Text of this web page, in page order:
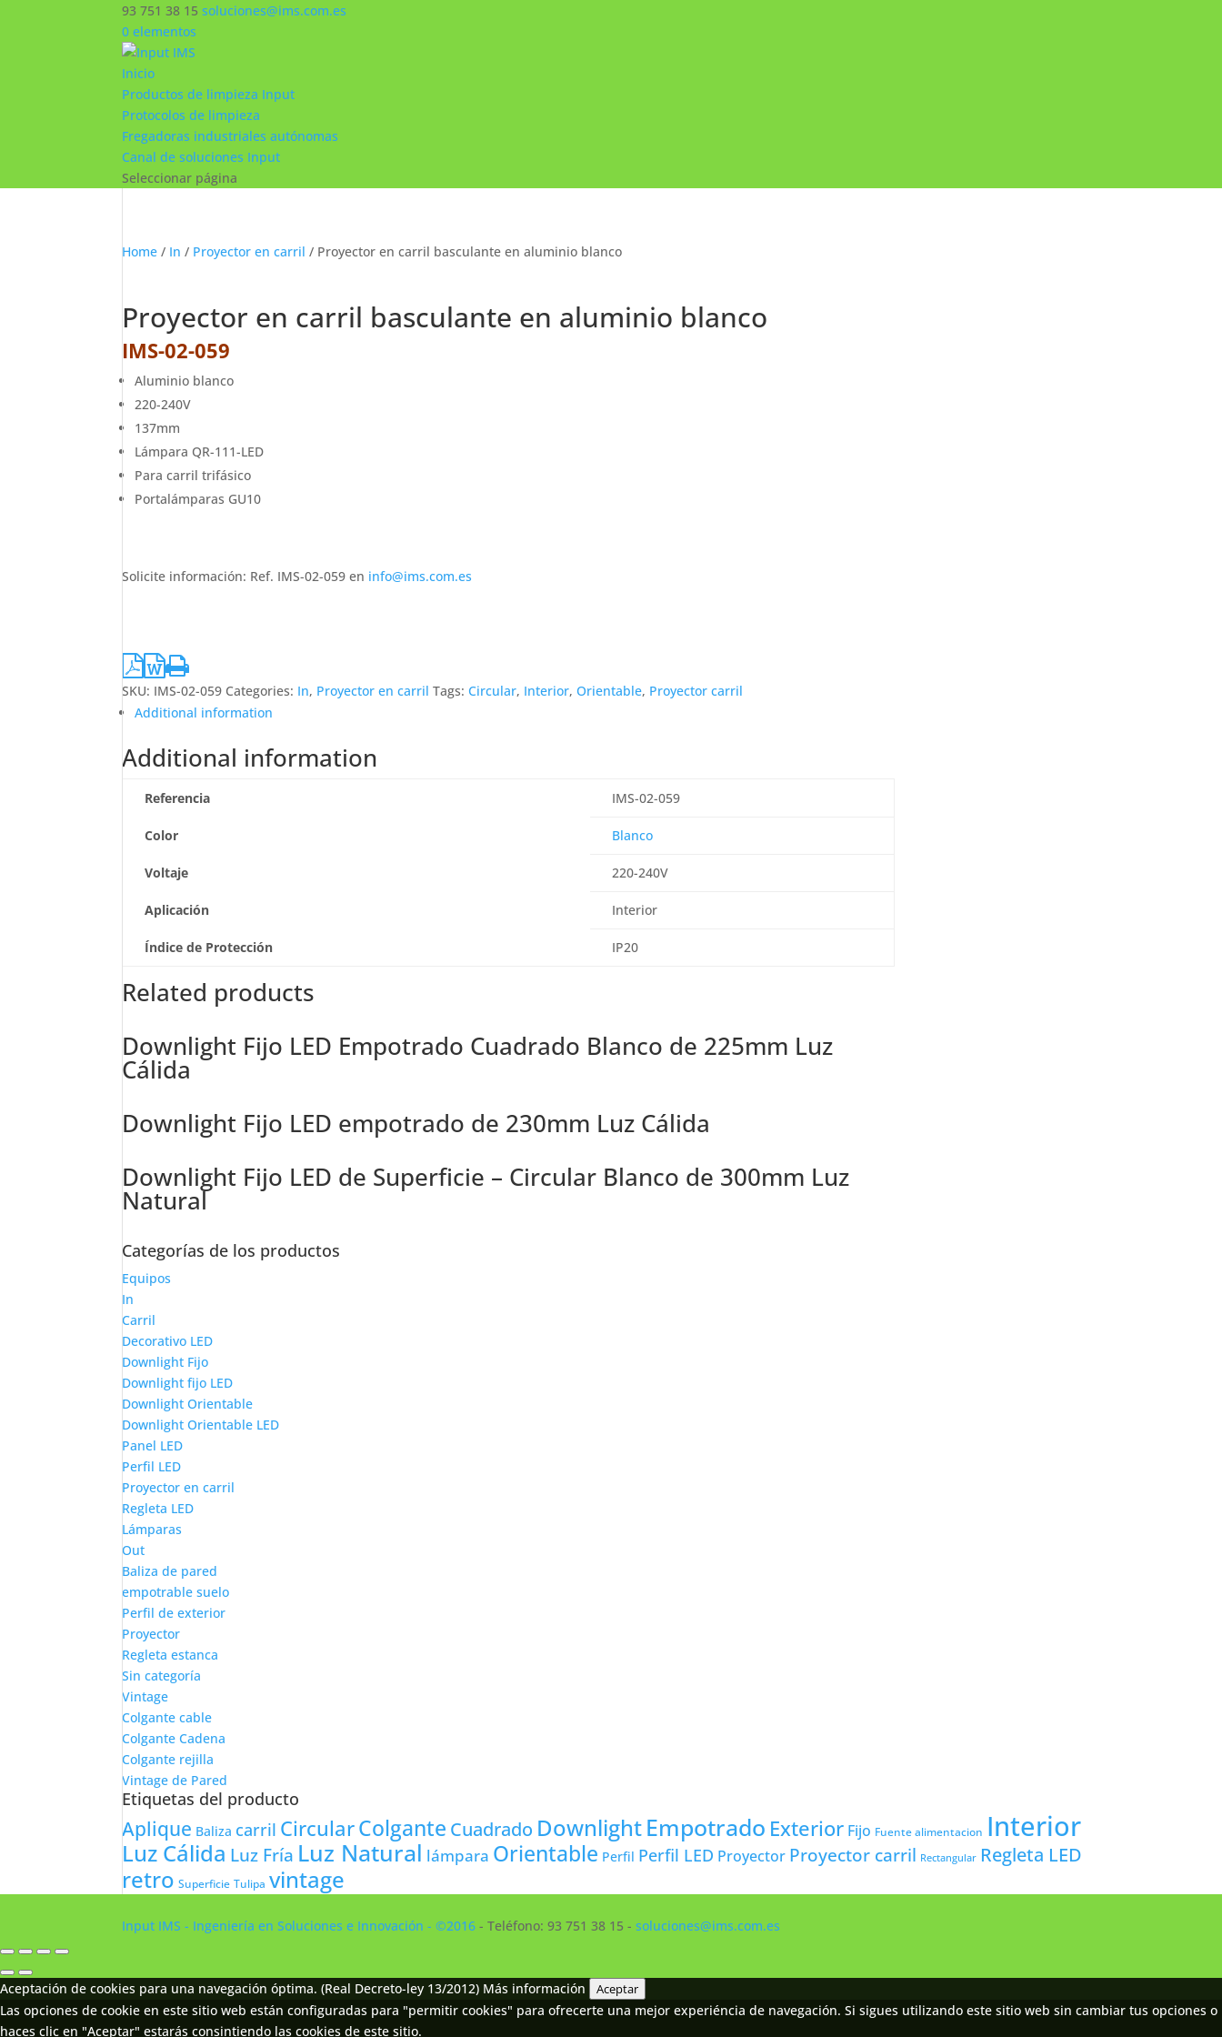
93 751 38 15 soluciones@ims.com.es
0 elementos
Inicio
Productos de limpieza Input
Protocolos de limpieza
Fregadoras industriales autónomas
Canal de soluciones Input
Seleccionar página
Home / In / Proyector en carril / Proyector en carril basculante en aluminio blanco
Proyector en carril basculante en aluminio blanco
IMS-02-059
Aluminio blanco
220-240V
137mm
Lámpara QR-111-LED
Para carril trifásico
Portalámparas GU10
Solicite información: Ref. IMS-02-059 en info@ims.com.es
SKU: IMS-02-059 Categories: In, Proyector en carril Tags:Circular, Interior,Orientable, Proyector carril
Additional information
Additional information
Referencia IMS-02-059
Color Blanco
Voltaje 220-240V
Aplicación Interior
Índice de Protección IP20
Related products
Downlight Fijo LED Empotrado Cuadrado Blanco de 225mm Luz
Cálida
Downlight Fijo LED empotrado de 230mm Luz Cálida
Downlight Fijo LED de Superficie – Circular Blanco de 300mm Luz
Natural
Categorías de los productos
Equipos
In
Carril
Decorativo LED
Downlight Fijo
Downlight fijo LED
Downlight Orientable
Downlight Orientable LED
Panel LED
Perfil LED
Proyector en carril
Regleta LED
Lámparas
Out
Baliza de pared
empotrable suelo
Perfil de exterior
Proyector
Regleta estanca
Sin categoría
Vintage
Colgante cable
Colgante Cadena
Colgante rejilla
Vintage de Pared
Etiquetas del producto
Aplique Baliza carril CircularColgante Cuadrado DownlightEmpotrado Exterior Fijo Fuente alimentacion Interior
Luz Cálida Luz Fría Luz Natural lámpara Orientable Perfil Perfil LED Proyector Proyector carril Rectangular Regleta LED
retro Superficie Tulipa vintage
Input IMS - Ingeniería en Soluciones e Innovación - ©2016 - Teléfono: 93 751 38 15 -soluciones@ims.com.es
Aceptación de cookies para una navegación óptima. (Real Decreto-ley 13/2012) Más información Aceptar
Las opciones de cookie en este sitio web están configuradas para "permitir cookies" para ofrecerte una mejor experiéncia de navegación. Si sigues utilizando este sitio web sin cambiar tus opciones o
haces clic en "Aceptar" estarás consintiendo las cookies de este sitio.